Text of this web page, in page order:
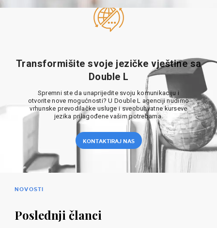
Transformišite svoje jezičke vještine sa
Double L
Spremni ste da unaprijedite svoju komunikaciju i
otvorite nove mogućnosti? U Double L agenciji nudimo
vrhunske prevodilačke usluge i sveobuhvatne kurseve
jezika prilagođene vašim potrebama.
KONTAKTIRAJ NAS
NOVOSTI
Poslednji članci